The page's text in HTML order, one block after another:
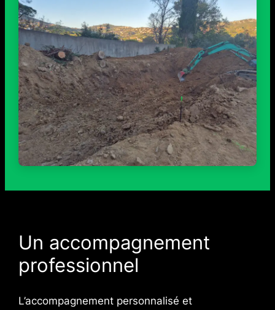
Un accompagnement
professionnel
L’accompagnement personnalisé et